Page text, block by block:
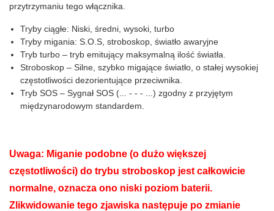
przytrzymaniu tego włącznika.
Tryby ciągłe: Niski, średni, wysoki, turbo
Tryby migania: S.O.S, stroboskop, światło awaryjne
Tryb turbo – tryb emitujący maksymalną ilość światła.
Stroboskop – Silne, szybko migające światło, o stałej wysokiej
częstotliwości dezorientujące przeciwnika.
Tryb SOS – Sygnał SOS (... - - - ...) zgodny z przyjętym
międzynarodowym standardem.
Uwaga: Miganie podobne (o dużo większej
częstotliwości) do trybu stroboskop jest całkowicie
normalne, oznacza ono niski poziom baterii.
Zlikwidowanie tego zjawiska następuje po zmianie